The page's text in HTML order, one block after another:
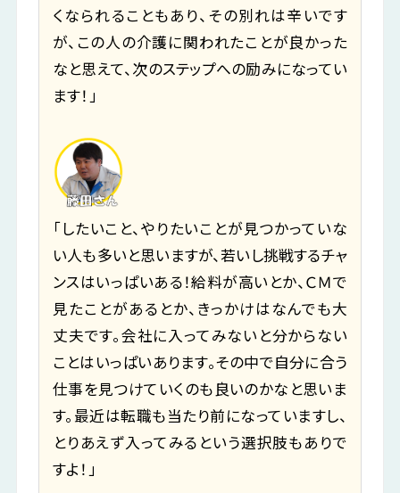
くなられることもあり、その別れは辛いです
が、この人の介護に関われたことが良かった
なと思えて、次のステップへの励みになってい
ます！」
「したいこと、やりたいことが見つかっていな
い人も多いと思いますが、若いし挑戦するチャ
ンスはいっぱいある！給料が高いとか、ＣＭで
見たことがあるとか、きっかけはなんでも大
丈夫です。会社に入ってみないと分からない
ことはいっぱいあります。その中で自分に合う
仕事を見つけていくのも良いのかなと思いま
す。最近は転職も当たり前になっていますし、
とりあえず入ってみるという選択肢もありで
すよ！」